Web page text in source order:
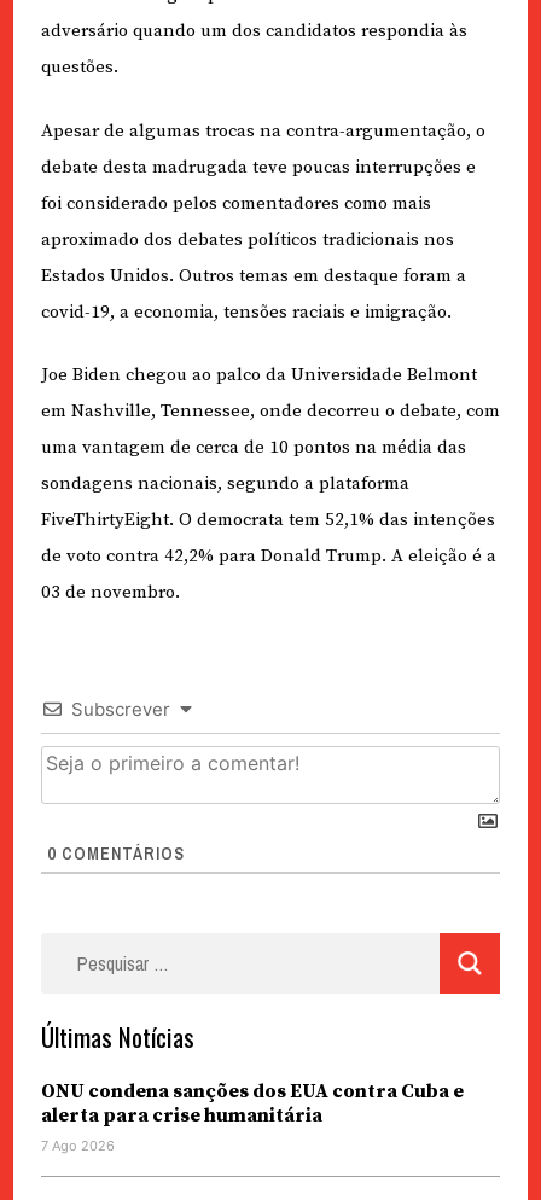
adversário quando um dos candidatos respondia às
questões.
Apesar de algumas trocas na contra-argumentação, o
debate desta madrugada teve poucas interrupções e
foi considerado pelos comentadores como mais
aproximado dos debates políticos tradicionais nos
Estados Unidos. Outros temas em destaque foram a
covid-19, a economia, tensões raciais e imigração.
Joe Biden chegou ao palco da Universidade Belmont
em Nashville, Tennessee, onde decorreu o debate, com
uma vantagem de cerca de 10 pontos na média das
sondagens nacionais, segundo a plataforma
FiveThirtyEight. O democrata tem 52,1% das intenções
de voto contra 42,2% para Donald Trump. A eleição é a
03 de novembro.
Subscrever
0 COMENTÁRIOS
Últimas Notícias
ONU condena sanções dos EUA contra Cuba e
alerta para crise humanitária
7 Ago 2026